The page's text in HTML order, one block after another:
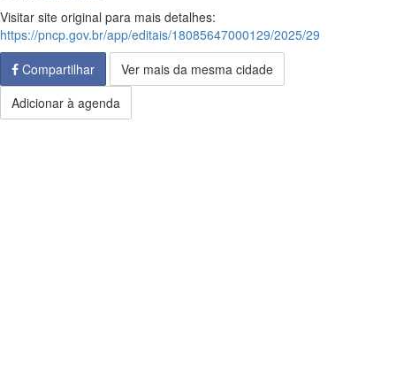
Visitar site original para mais detalhes:
https://pncp.gov.br/app/editais/18085647000129/2025/29
Compartilhar
Ver mais da mesma cidade
Adicionar à agenda